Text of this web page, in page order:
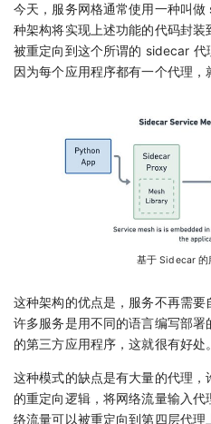
今天，服务网格通常使用一种叫
种架构将实现上述功能的代码封
被重定向到这个所谓的 sidecar 代
因为每个应用程序都有一个代理，
基于 Sidecar 的
这种架构的优点是，服务不再需
许多服务是用不同的语言编写部
的第三方应用程序，这就很有好处。
这种模式的缺点是有大量的代理
的重定向逻辑，将网络流量输入
络流量可以被重定向到第四层代